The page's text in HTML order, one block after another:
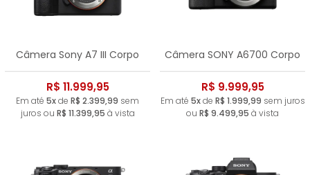
Câmera Sony A7 III Corpo
R$ 11.999,95
Em até 5xde R$ 2.399,99 sem
juros ou R$ 11.399,95 à vista
Câmera SONY A6700 Corpo
R$ 9.999,95
Em até 5xde R$ 1.999,99 sem juros
ou R$ 9.499,95 à vista